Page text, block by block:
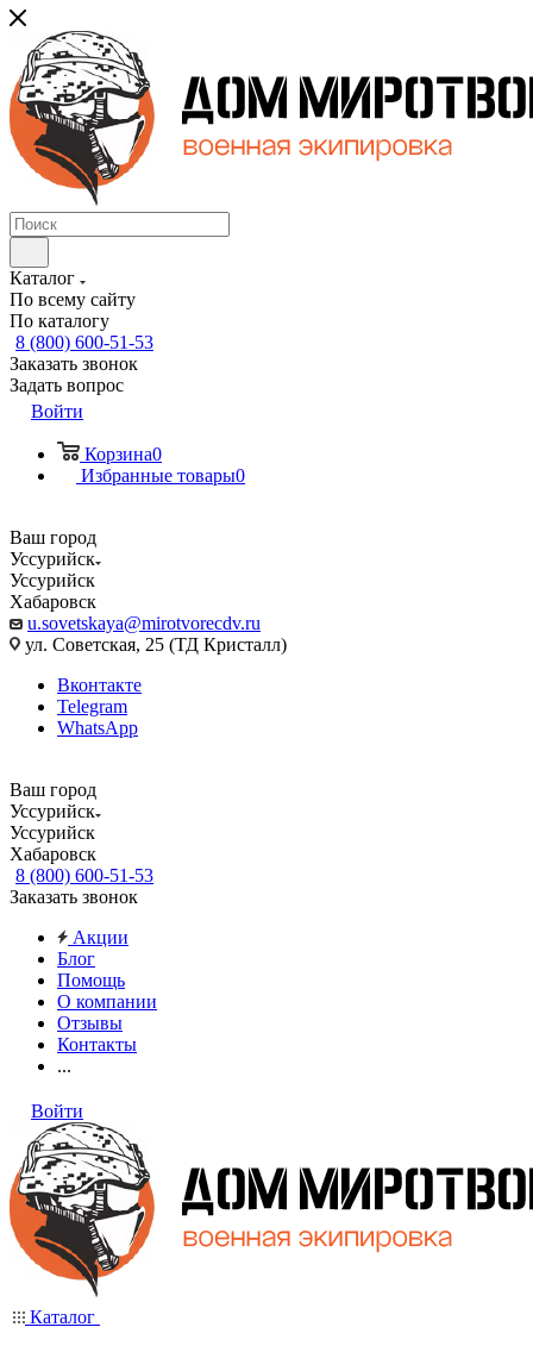
Каталог
По всему сайту
По каталогу
8 (800) 600-51-53
Заказать звонок
Задать вопрос
Войти
Корзина0
Избранные товары0
Ваш город
Уссурийск
Уссурийск
Хабаровск
u.sovetskaya@mirotvorecdv.ru
ул. Советская, 25 (ТД Кристалл)
Вконтакте
Telegram
WhatsApp
Ваш город
Уссурийск
Уссурийск
Хабаровск
8 (800) 600-51-53
Заказать звонок
Акции
Блог
Помощь
О компании
Отзывы
Контакты
...
Войти
Каталог